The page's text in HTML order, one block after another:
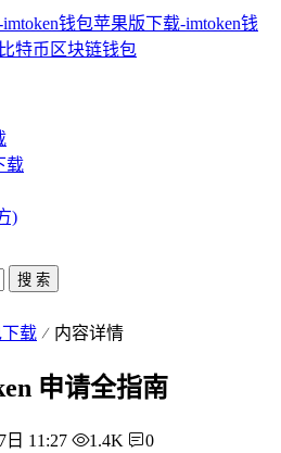
载
)
搜 索
载 内容详情
申请全指南
日 11:27 1.4K 0